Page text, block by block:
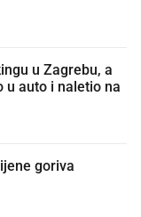
u Zagrebu, a
u auto i naletio na
goriva